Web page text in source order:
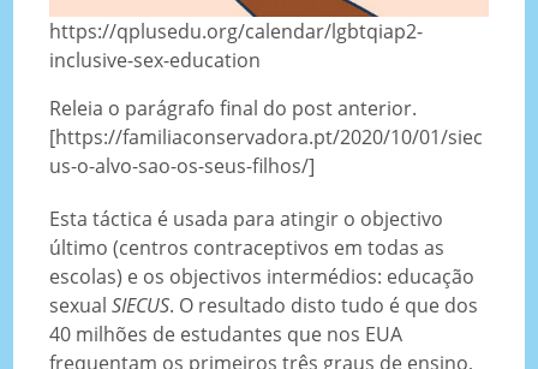
https://qplusedu.org/calendar/lgbtqiap2-
inclusive-sex-education
Releia o parágrafo final do post anterior.
[https://familiaconservadora.pt/2020/10/01/siec
us-o-alvo-sao-os-seus-filhos/]
Esta táctica é usada para atingir o objectivo
último (centros contraceptivos em todas as
escolas) e os objectivos intermédios: educação
sexualSIECUS. O resultado disto tudo é que dos
40 milhões de estudantes que nos EUA
frequentam os primeiros três graus de ensino,